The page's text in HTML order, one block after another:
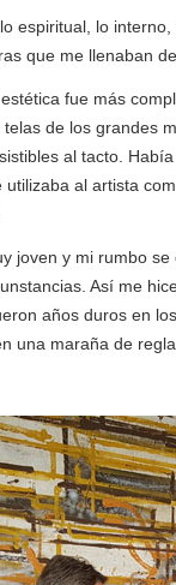
espiritual, lo
que me llenaban
fue más
de los grandes
al tacto.
utilizaba al artista
joven y mi rumbo
Así me
años duros en
una maraña de